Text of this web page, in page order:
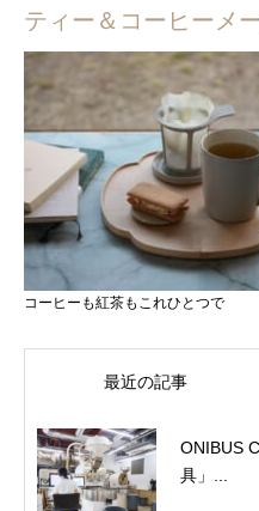
ティー＆コーヒーメ
コーヒーも紅茶もこれひとつで
最近の記事
ONIBUS
具」...